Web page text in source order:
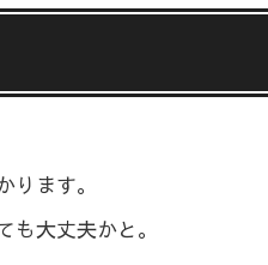
ます。
大丈夫かと。